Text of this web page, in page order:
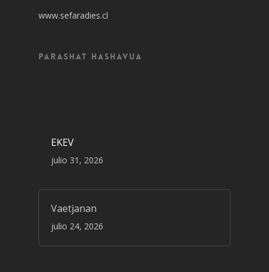
www.sefaradies.cl
Parashat Hashavua
EKEV
julio 31, 2026
Vaetjanan
julio 24, 2026